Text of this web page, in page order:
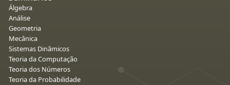
Álgebra
Análise
Geometria
Mecânica
Sistemas Dinâmicos
Teoria da Computação
Teoria dos Números
Teoria da Probabilidade